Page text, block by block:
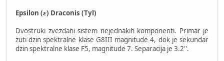
Epsilon (𝞮) Draconis (Tyl)
Dvostruki zvezdani sistem nejednakih komponenti. Primar je
zuti dzin spektralne klase G8III magnitude 4, dok je sekundar
dzin spektralne klase F5, magnitude 7. Separacija je 3.2''.